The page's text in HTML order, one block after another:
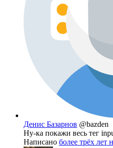
Денис Базарнов @bazden
Ну-ка покажи весь тег
Написано более трёх лет